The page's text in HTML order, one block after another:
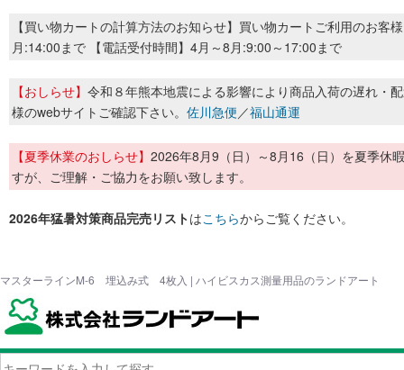
【買い物カートの計算方法のお知らせ】買い物カートご利用のお客
月:14:00まで 【電話受付時間】4月～8月:9:00～17:00まで
【おしらせ】 令和８年熊本地震による影響により商品入荷の遅れ・
様のwebサイトご確認下さい。 佐川急便／福山通運
【夏季休業のおしらせ】 2026年8月9（日）～8月16（日）を夏季休
すが、ご理解・ご協力をお願い致します。
2026年猛暑対策商品完売リストはこちらからご覧ください。
マスターラインM-6 埋込み式 4枚入 | ハイビスカス測量用品のランドアート